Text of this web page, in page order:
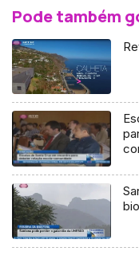
Pode também